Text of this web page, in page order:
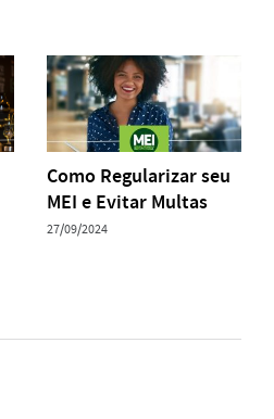
Como Regularizar seu
MEI e Evitar Multas
27/09/2024